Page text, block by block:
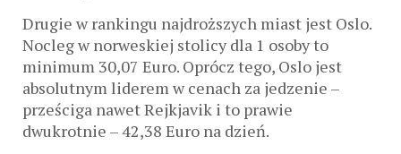
Drugie w rankingu najdroższych miast jest Oslo.
Nocleg w norweskiej stolicy dla 1 osoby to
minimum 30,07 Euro. Oprócz tego, Oslo jest
absolutnym liderem w cenach za jedzenie –
prześciga nawet Rejkjavik i to prawie
dwukrotnie – 42,38 Euro na dzień.